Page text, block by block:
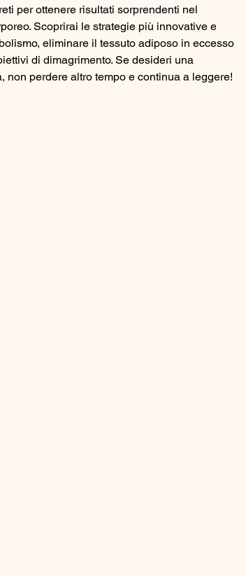
per ottenere risultati sorprendenti nel
Scoprirai le strategie più innovative e
eliminare il tessuto adiposo in eccesso
di dimagrimento. Se desideri una
non perdere altro tempo e continua a leggere!